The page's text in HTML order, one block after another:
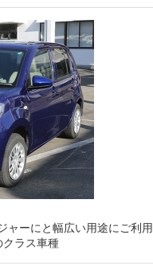
ャーにと幅広い用途にご利用
クラス車種